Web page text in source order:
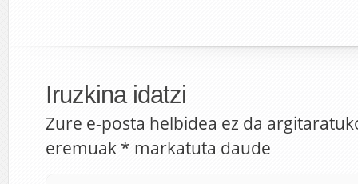
Iruzkina idatzi
Zure e-posta helbidea ez da
eremuak * markatuta daude